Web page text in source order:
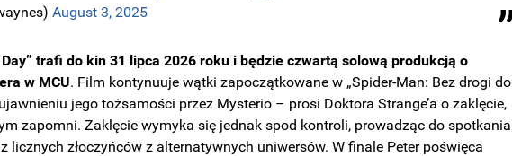
August 3, 2025
trafi do kin 31 lipca 2026 roku i będzie czwartą solową produkcją o
w MCU. Film kontynuuje wątki zapoczątkowane w „Spider-Man: Bez drogi do
jego tożsamości przez Mysterio – prosi Doktora Strange’a o zaklęcie,
zapomni. Zaklęcie wymyka się jednak spod kontroli, prowadząc do spotkania
licznych złoczyńców z alternatywnych uniwersów. W finale Peter poświęca